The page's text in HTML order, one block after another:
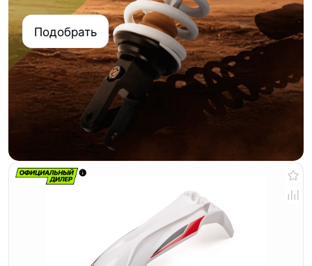
Подобрать